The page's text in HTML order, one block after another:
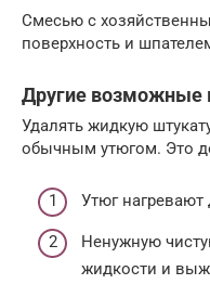
Смесью с
поверхность и
Другие возможные
Удалять жидкую
обычным утюгом. Это
Утюг
Ненужную
жидкости и